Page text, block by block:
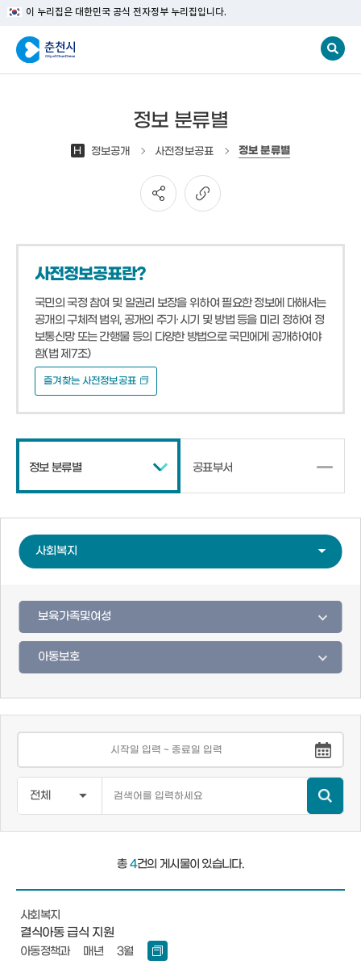
이 누리집은 대한민국 공식 전자정부 누리집입니다.
정보 분류별
H 정보공개 사전정보공표 정보 분류별
사전정보공표란?
국민의 국정 참여 및 알권리 보장을 위하여 필요한 정보에 대해서는
공개의 구체적 범위, 공개의 주기·시기 및 방법 등을 미리 정하여 정
보통신망 또는 간행물 등의 다양한 방법으로 국민에게 공개하여야
함(법 제7조)
즐겨찾는 사전정보공표
정보 분류별 공표부서
사회복지
보육가족및여성
아동보호
총4건의 게시물이 있습니다.
사회복지
결식아동 급식 지원
아동정책과 매년 3월